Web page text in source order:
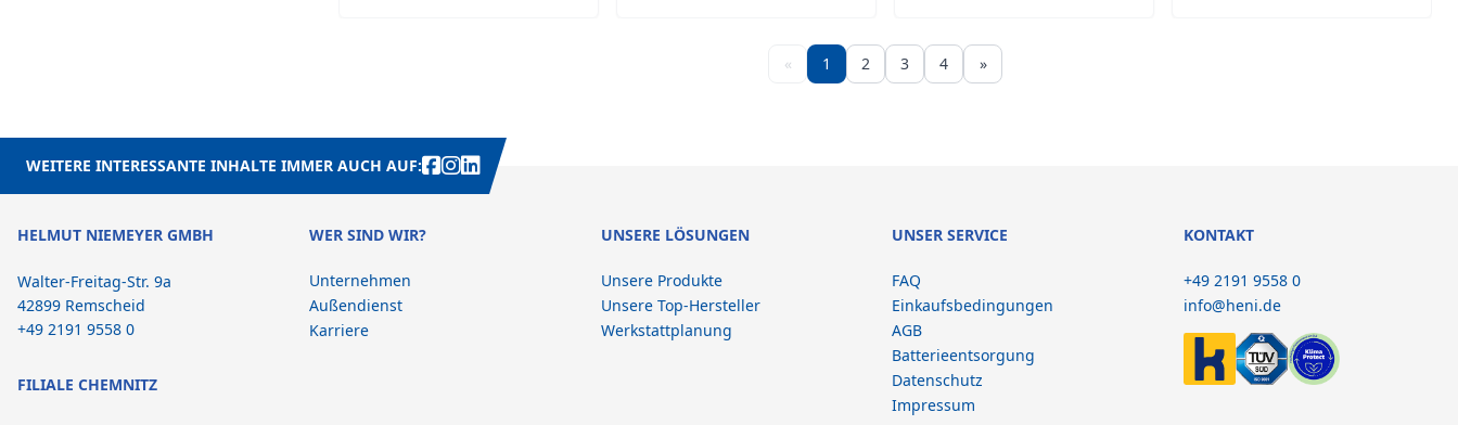
« 1 2 3 4 »
WEITERE INTERESSANTE INHALTE IMMER AUCH AUF:
HELMUT NIEMEYER GMBH
Walter-Freitag-Str. 9a
42899 Remscheid
+49 2191 9558 0
FILIALE CHEMNITZ
WER SIND WIR?
Unternehmen
Außendienst
Karriere
UNSERE LÖSUNGEN
Unsere Produkte
Unsere Top-Hersteller
Werkstattplanung
UNSER SERVICE
FAQ
Einkaufsbedingungen
AGB
Batterieentsorgung
Datenschutz
Impressum
KONTAKT
+49 2191 9558 0
info@heni.de